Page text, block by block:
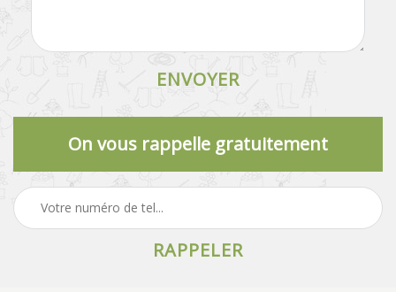
On vous rappelle gratuitement